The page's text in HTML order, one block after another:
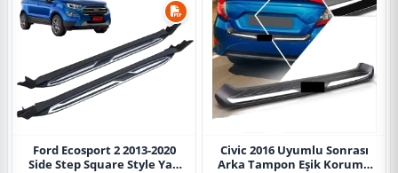
Ford Ecosport 2 2013-2020
Side Step Square Style Yan
Civic 2016 Uyumlu Sonrası
Arka Tampon Eşik Koruma